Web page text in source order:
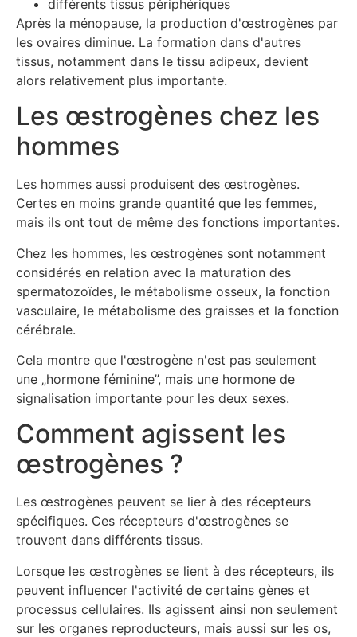
différents tissus périphériques
Après la ménopause, la production d'œstrogènes par
les ovaires diminue. La formation dans d'autres
tissus, notamment dans le tissu adipeux, devient
alors relativement plus importante.
Les œstrogènes chez les
hommes
Les hommes aussi produisent des œstrogènes.
Certes en moins grande quantité que les femmes,
mais ils ont tout de même des fonctions importantes.
Chez les hommes, les œstrogènes sont notamment
considérés en relation avec la maturation des
spermatozoïdes, le métabolisme osseux, la fonction
vasculaire, le métabolisme des graisses et la fonction
cérébrale.
Cela montre que l'œstrogène n'est pas seulement
une „hormone féminine”, mais une hormone de
signalisation importante pour les deux sexes.
Comment agissent les
œstrogènes ?
Les œstrogènes peuvent se lier à des récepteurs
spécifiques. Ces récepteurs d'œstrogènes se
trouvent dans différents tissus.
Lorsque les œstrogènes se lient à des récepteurs, ils
peuvent influencer l'activité de certains gènes et
processus cellulaires. Ils agissent ainsi non seulement
sur les organes reproducteurs, mais aussi sur les os,